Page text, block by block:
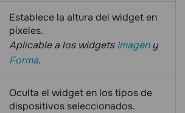
Establece la altura del widget en
píxeles.
Aplicable a los widgetsImageny
Forma.
Oculta el widget en los tipos de
dispositivos seleccionados.